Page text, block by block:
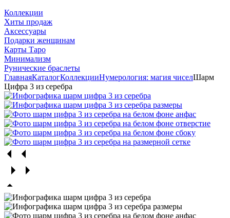
Коллекции
Хиты продаж
Аксессуары
Подарки женщинам
Карты Таро
Минимализм
Рунические браслеты
ГлавнаяКаталогКоллекцииНумерология: магия чиселШарм
Цифра 3 из серебра